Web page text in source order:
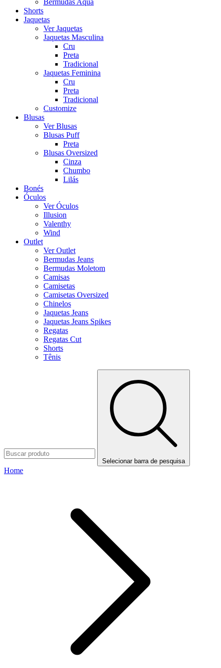
Bermudas Aqua
Shorts
Jaquetas
Ver Jaquetas
Jaquetas Masculina
Cru
Preta
Tradicional
Jaquetas Feminina
Cru
Preta
Tradicional
Customize
Blusas
Ver Blusas
Blusas Puff
Preta
Blusas Oversized
Cinza
Chumbo
Lilás
Bonés
Óculos
Ver Óculos
Illusion
Valenthy
Wind
Outlet
Ver Outlet
Bermudas Jeans
Bermudas Moletom
Camisas
Camisetas
Camisetas Oversized
Chinelos
Jaquetas Jeans
Jaquetas Jeans Spikes
Regatas
Regatas Cut
Shorts
Tênis
Selecionar barra de pesquisa
Home